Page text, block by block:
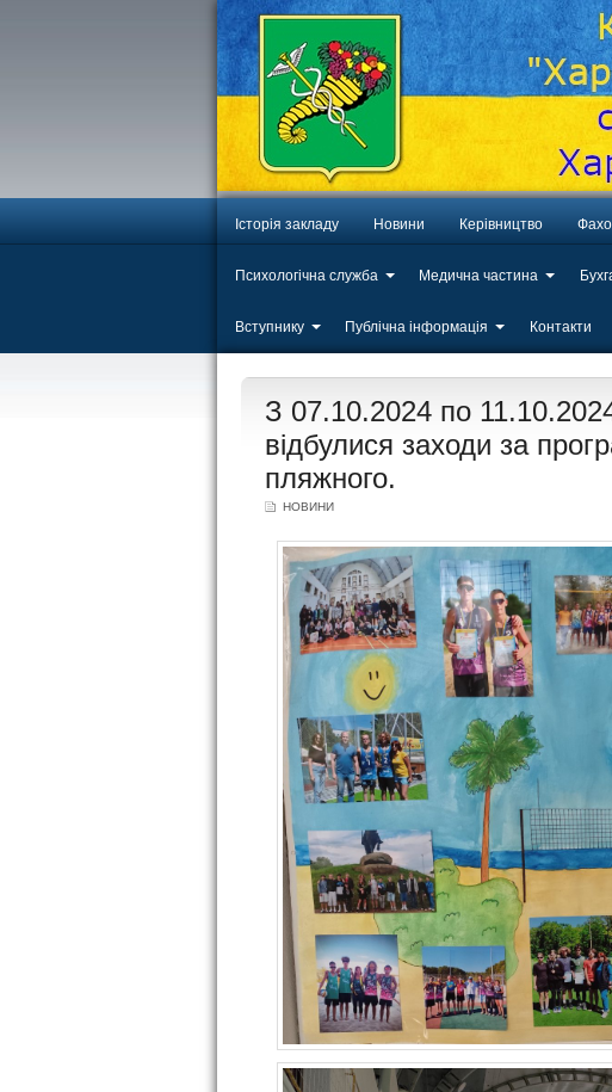
Історія закладу Новини Керівництво
Психологічна служба Медична частина
Вступнику Публічна інформація Контакти
20
З 07.10.2024 по
відбулися заходи за
пляжного.
НОВИНИ